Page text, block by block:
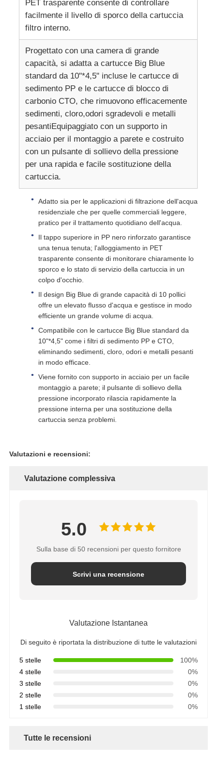
Staffa RO
PET trasparente consente di controllare
facilmente il livello di sporco della cartuccia
filtro interno.
Progettato con una camera di grande
capacità, si adatta a cartucce Big Blue
standard da 10"*4,5" incluse le cartucce di
sedimento PP e le cartucce di blocco di
carbonio CTO, che rimuovono efficacemente
sedimenti, cloro,odori sgradevoli e metalli
pesantiEquipaggiato con un supporto in
acciaio per il montaggio a parete e costruito
con un pulsante di sollievo della pressione
per una rapida e facile sostituzione della
cartuccia.
Adatto sia per le applicazioni di filtrazione dell'acqua
residenziale che per quelle commerciali leggere,
pratico per il trattamento quotidiano dell'acqua.
Il tappo superiore in PP nero rinforzato garantisce
una tenua tenuta; l'alloggiamento in PET
trasparente consente di monitorare chiaramente lo
sporco e lo stato di servizio della cartuccia in un
colpo d'occhio.
Il design Big Blue di grande capacità di 10 pollici
offre un elevato flusso d'acqua e gestisce in modo
efficiente un grande volume di acqua.
Compatibile con le cartucce Big Blue standard da
10"*4,5" come i filtri di sedimento PP e CTO,
eliminando sedimenti, cloro, odori e metalli pesanti
in modo efficace.
Viene fornito con supporto in acciaio per un facile
montaggio a parete; il pulsante di sollievo della
pressione incorporato rilascia rapidamente la
pressione interna per una sostituzione della
cartuccia senza problemi.
Valutazioni e recensioni:
Valutazione complessiva
5.0
Sulla base di 50 recensioni per questo fornitore
Scrivi una recensione
Valutazione Istantanea
Di seguito è riportata la distribuzione di tutte le valutazioni
5 stelle
100%
4 stelle
0%
3 stelle
0%
2 stelle
0%
1 stelle
0%
Tutte le recensioni